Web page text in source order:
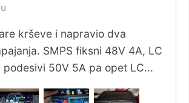
krševe i napravio dva
SMPS fiksni 48V 4A, LC
podesivi 50V 5A pa opet LC...